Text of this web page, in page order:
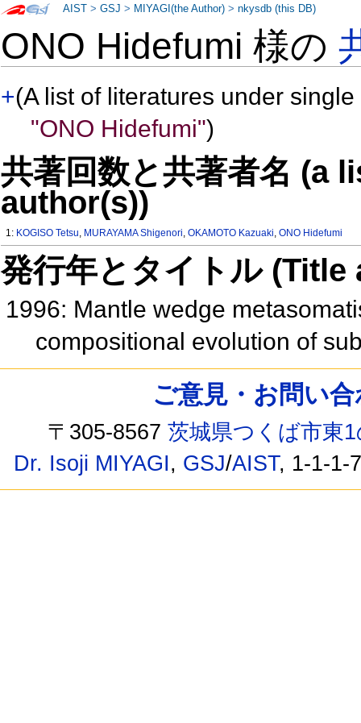
ONO Hidefumi 様の
+(A list of literatures under
"ONO Hidefumi")
共著回数と共著者名 (a
author(s))
1: KOGISO Tetsu, MURAYAMA Shigenori,OKAMOTO Kazuaki,ONO Hidefumi
発行年とタイトル
1996: Mantle wedge
compositional evolution of
AIST >GSJ > MIYAGI(the Author) >nkysdb (this DB)
ご意見・お問い
〒305-8567茨城県つくば市東
Dr. Isoji MIYAGI, GSJ/AIST, 1-1-1-